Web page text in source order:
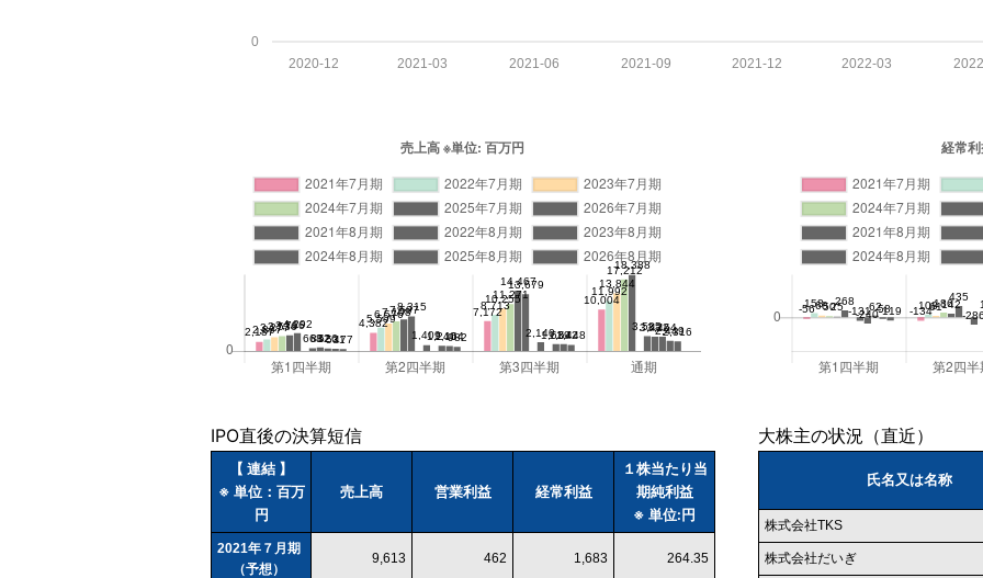
0
2022-03
2021-12
2021-09
2021-06
2021-03
2020-12
IPO直後の決算短信
【 連結 】
※ 単位：百万
円
売上高 営業利益 経常利益
１株当たり当
期純利益
※ 単位:円
2021年７月期
（予想）
9,613 462 1,683 264.35
大株主の状況（直近）
氏名又は名称
株式会社TKS
株式会社だいぎ